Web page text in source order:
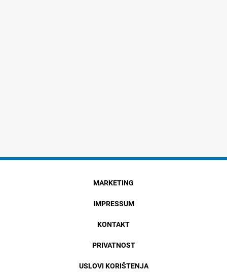
MARKETING
IMPRESSUM
KONTAKT
PRIVATNOST
USLOVI KORIŠTENJA